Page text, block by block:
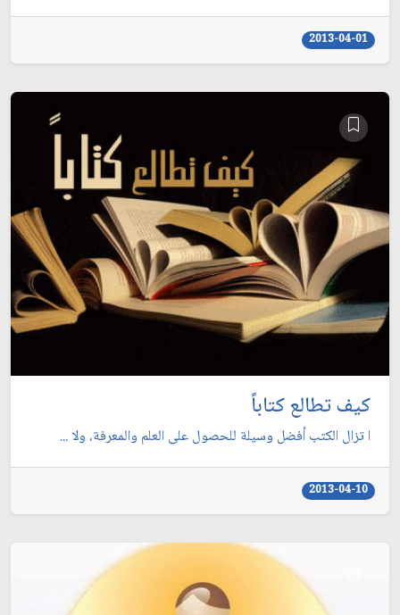
2013-04-01
كيف تطالع كتاباً
ا تزال الكتب أفضل وسيلة للحصول على العلم والمعرفة، ولا ...
2013-04-10